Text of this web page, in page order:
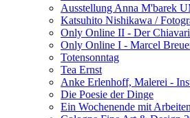
Ausstellung Anna M'barek
Katsuhito Nishikawa /
Only Online II - Der
Only Online I - Marcel
Totensonntag
Tea Ernst
Anke Erlenhoff, Malerei -
Die Poesie der Dinge
Ein Wochenende mit